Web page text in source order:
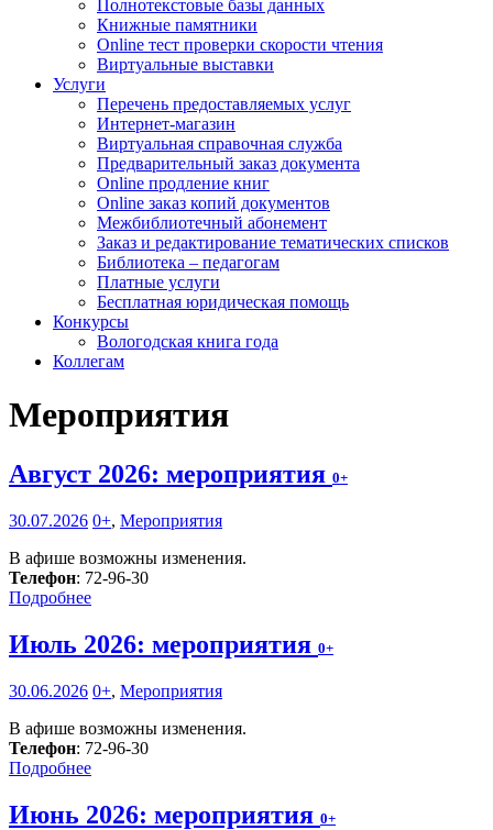
Полнотекстовые базы данных
Книжные памятники
Online тест проверки скорости чтения
Виртуальные выставки
Услуги
Перечень предоставляемых услуг
Интернет-магазин
Виртуальная справочная служба
Предварительный заказ документа
Online продление книг
Online заказ копий документов
Межбиблиотечный абонемент
Заказ и редактирование тематических списков
Библиотека – педагогам
Платные услуги
Бесплатная юридическая помощь
Конкурсы
Вологодская книга года
Коллегам
Мероприятия
Август 2026: мероприятия 0+
30.07.2026 0+, Мероприятия
В афише возможны изменения.
Телефон: 72-96-30
Подробнее
Июль 2026: мероприятия 0+
30.06.2026 0+, Мероприятия
В афише возможны изменения.
Телефон: 72-96-30
Подробнее
Июнь 2026: мероприятия 0+